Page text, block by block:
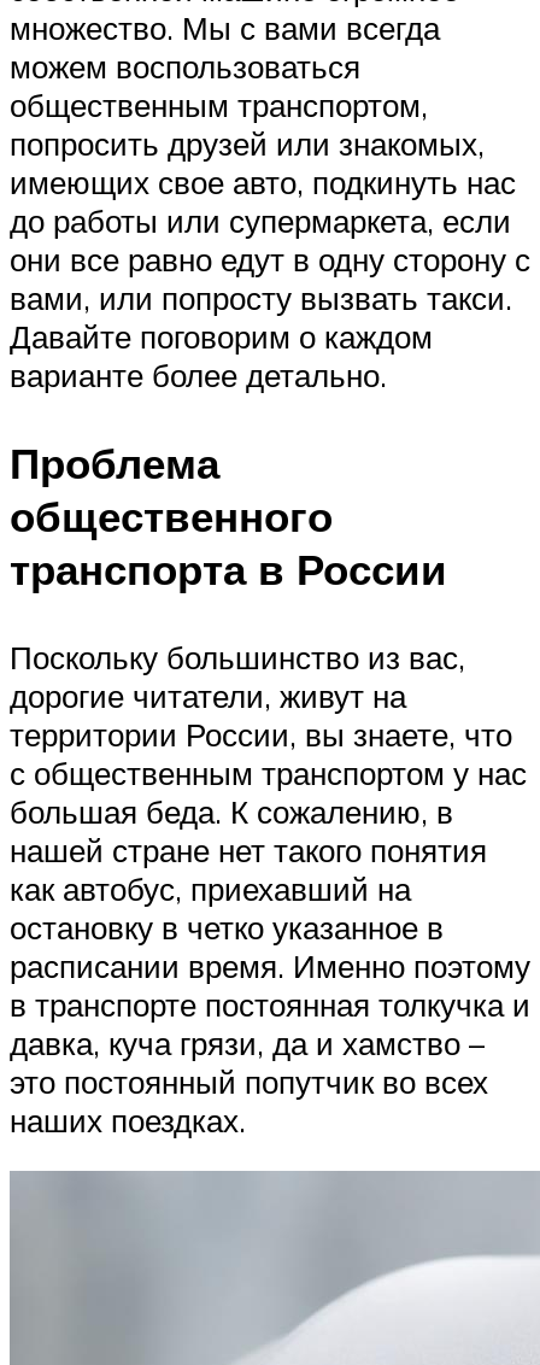
множество. Мы с вами всегда
можем воспользоваться
общественным транспортом,
попросить друзей или знакомых,
имеющих свое авто, подкинуть нас
до работы или супермаркета, если
они все равно едут в одну сторону с
вами, или попросту вызвать такси.
Давайте поговорим о каждом
варианте более детально.
Проблема
общественного
транспорта в России
Поскольку большинство из вас,
дорогие читатели, живут на
территории России, вы знаете, что
с общественным транспортом у нас
большая беда. К сожалению, в
нашей стране нет такого понятия
как автобус, приехавший на
остановку в четко указанное в
расписании время. Именно поэтому
в транспорте постоянная толкучка и
давка, куча грязи, да и хамство –
это постоянный попутчик во всех
наших поездках.